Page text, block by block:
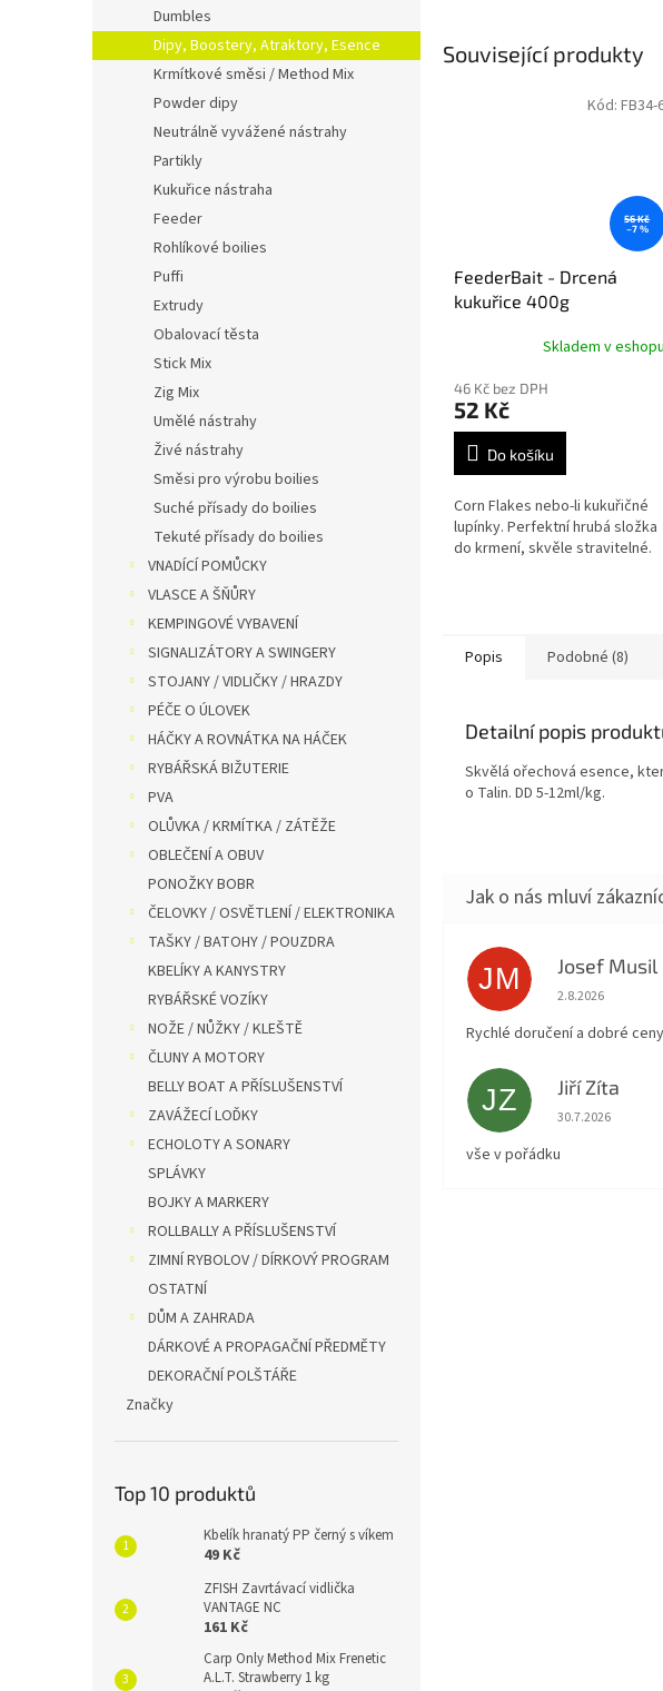
Dumbles
Dipy, Boostery, Atraktory, Esence
Krmítkové směsi / Method Mix
Powder dipy
Neutrálně vyvážené nástrahy
Partikly
Kukuřice nástraha
Feeder
Rohlíkové boilies
Puffi
Extrudy
Obalovací těsta
Stick Mix
Zig Mix
Umělé nástrahy
Živé nástrahy
Směsi pro výrobu boilies
Suché přísady do boilies
Tekuté přísady do boilies
VNADÍCÍ POMŮCKY
VLASCE A ŠŇŮRY
KEMPINGOVÉ VYBAVENÍ
SIGNALIZÁTORY A SWINGERY
STOJANY / VIDLIČKY / HRAZDY
PÉČE O ÚLOVEK
HÁČKY A ROVNÁTKA NA HÁČEK
RYBÁŘSKÁ BIŽUTERIE
PVA
OLŮVKA / KRMÍTKA / ZÁTĚŽE
OBLEČENÍ A OBUV
PONOŽKY BOBR
ČELOVKY / OSVĚTLENÍ / ELEKTRONIKA
TAŠKY / BATOHY / POUZDRA
KBELÍKY A KANYSTRY
RYBÁŘSKÉ VOZÍKY
NOŽE / NŮŽKY / KLEŠTĚ
ČLUNY A MOTORY
BELLY BOAT A PŘÍSLUŠENSTVÍ
ZAVÁŽECÍ LOĎKY
ECHOLOTY A SONARY
SPLÁVKY
BOJKY A MARKERY
ROLLBALLY A PŘÍSLUŠENSTVÍ
ZIMNÍ RYBOLOV / DÍRKOVÝ PROGRAM
OSTATNÍ
DŮM A ZAHRADA
DÁRKOVÉ A PROPAGAČNÍ PŘEDMĚTY
DEKORAČNÍ POLŠTÁŘE
Značky
Top 10 produktů
Kbelík hranatý PP černý s víkem
49 Kč
ZFISH Zavrtávací vidlička
VANTAGE NC
161 Kč
Carp Only Method Mix Frenetic
A.L.T. Strawberry 1 kg
Související produkty
56 Kč
–7 %
FeederBait - Drcená
kukuřice 400g
Skladem v eshopu
46 Kč bez DPH
52 Kč
Do košíku
Corn Flakes nebo-li kukuřičné
lupínky. Perfektní hrubá složka
do krmení, skvěle stravitelné.
Kód: FB34-
Popis Podobné (8)
Detailní popis
Skvělá ořechová esence,
o Talin. DD 5-12ml/kg.
JM Josef Musil
Hodnocení
2.8.2026
Rychlé doručení a dobré
JZ Jiří Zíta
Hodnocení
30.7.2026
vše v pořádku